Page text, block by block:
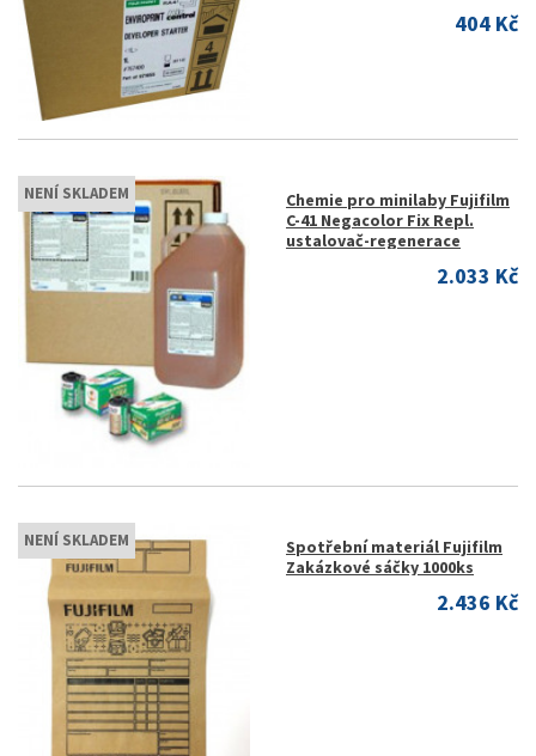
404 Kč
NENÍ SKLADEM
Chemie pro minilaby Fujifilm
C-41 Negacolor Fix Repl.
ustalovač-regenerace
2.033 Kč
NENÍ SKLADEM
Spotřební materiál Fujifilm
Zakázkové sáčky 1000ks
2.436 Kč